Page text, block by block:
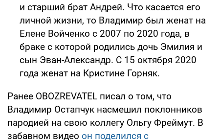
и старший брат Андрей. Что касается его
личной жизни, то Владимир был женат на
Елене Войченко с 2007 по 2020 года, в
браке с которой родились дочь Эмилия и
сын Эван-Александр. С 15 октября 2020
года женат на Кристине Горняк.
Ранее OBOZREVATEL писал о том, что
Владимир Остапчук насмешил поклонников
пародией на свою коллегу Ольгу Фреймут. В
забавном видео он поделился с